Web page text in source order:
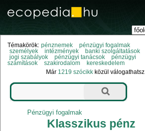
Témakörök: pénznemek
pénzügyi fogalmak
személyek
intézmények
banki szolgáltatások
jogi szabályok
pénzügyi tanácsok
pénzügyi
számítások
szakirodalom
kereskedelem
Már 1219 szócikk közül válogathatsz.
Pénzügyi fogalmak
Klasszikus pénz